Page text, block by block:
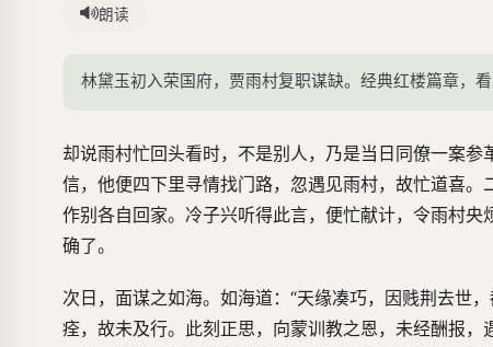
朗读
林黛玉初入荣国府，贾雨村复职谋缺。经典红楼篇章，
却说雨村忙回头看时，不是别人，乃是当日同僚一案
信，他便四下里寻情找门路，忽遇见雨村，故忙道喜
作别各自回家。冷子兴听得此言，便忙献计，令雨村
确了。
次日，面谋之如海。如海道：“天缘凑巧，因贱荆去世
痊，故未及行。此刻正思，向蒙训教之恩，未经酬报